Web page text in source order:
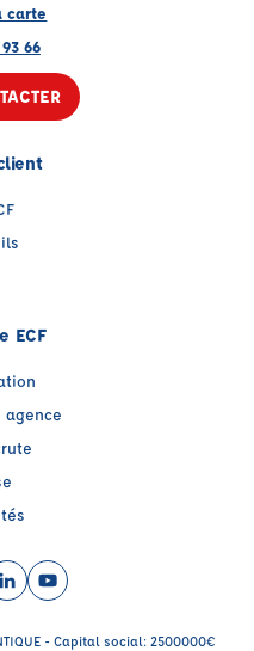
carte
66
ECF
agence
fenêtre)
(nouvelle fenêtre)
(nouvelle fenêtre)
YouTube (nouvelle
- Capital social: 2500000€